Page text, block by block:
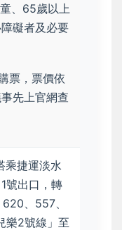
、65歲以上
礙者及必要
票，票價依
先上官網查
乘捷運淡水
號出口，轉
、557、
樂2號線」至